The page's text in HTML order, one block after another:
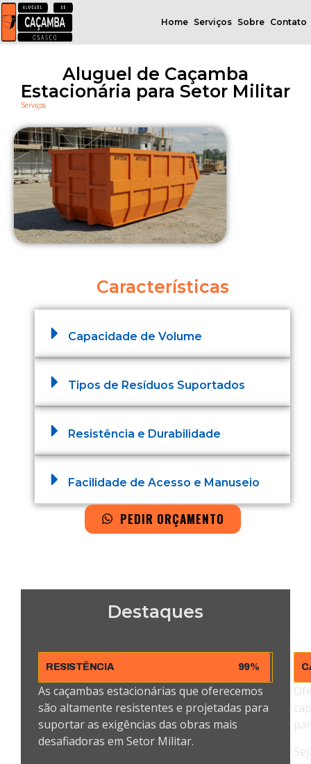
Home Serviços Sobre Contato
Aluguel de Caçamba
Estacionária para Setor Militar
Serviços
Características
Capacidade de Volume
Tipos de Resíduos Suportados
Resistência e Durabilidade
Facilidade de Acesso e Manuseio
PEDIR ORÇAMENTO
Destaques
RESISTÊNCIA 99%
As caçambas estacionárias que oferecemos
são altamente resistentes e projetadas para
suportar as exigências das obras mais
desafiadoras em Setor Militar.